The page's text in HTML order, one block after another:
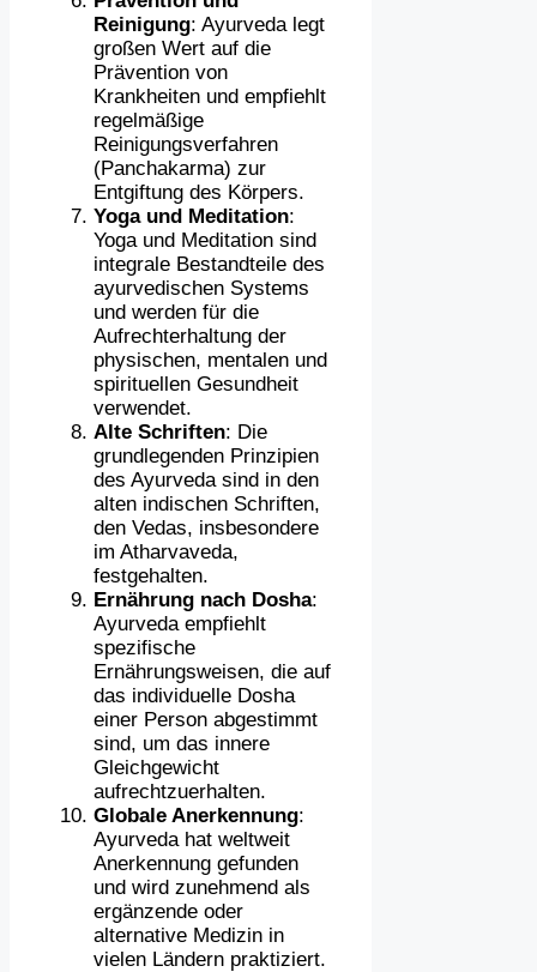
Reinigung: Ayurveda legt
großen Wert auf die
Prävention von
Krankheiten und empfiehlt
regelmäßige
Reinigungsverfahren
(Panchakarma) zur
Entgiftung des Körpers.
Yoga und Meditation:
Yoga und Meditation sind
integrale Bestandteile des
ayurvedischen Systems
und werden für die
Aufrechterhaltung der
physischen, mentalen und
spirituellen Gesundheit
verwendet.
Alte Schriften: Die
grundlegenden Prinzipien
des Ayurveda sind in den
alten indischen Schriften,
den Vedas, insbesondere
im Atharvaveda,
festgehalten.
Ernährung nach Dosha:
Ayurveda empfiehlt
spezifische
Ernährungsweisen, die auf
das individuelle Dosha
einer Person abgestimmt
sind, um das innere
Gleichgewicht
aufrechtzuerhalten.
Globale Anerkennung:
Ayurveda hat weltweit
Anerkennung gefunden
und wird zunehmend als
ergänzende oder
alternative Medizin in
vielen Ländern praktiziert.